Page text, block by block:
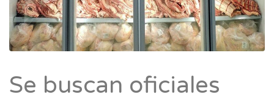
Se buscan oficiales